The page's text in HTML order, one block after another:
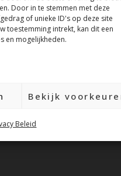
Door in te stemmen met deze
of unieke ID's op deze site
toestemming intrekt, kan dit een
en mogelijkheden.
Bekijk
Beleid